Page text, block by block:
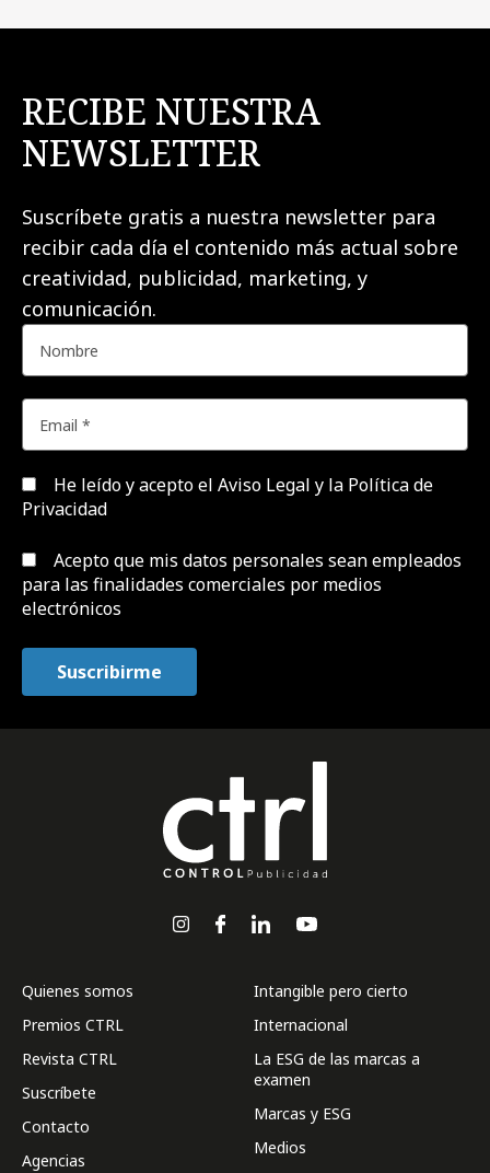
RECIBE NUESTRA
NEWSLETTER
Suscríbete gratis a nuestra newsletter para
recibir cada día el contenido más actual sobre
creatividad, publicidad, marketing, y
comunicación.
He leído y acepto el Aviso Legal y la Política de
Privacidad
Acepto que mis datos personales sean empleados
para las finalidades comerciales por medios
electrónicos
Quienes somos
Premios CTRL
Revista CTRL
Suscríbete
Contacto
Agencias
Intangible pero cierto
Internacional
La ESG de las marcas a
examen
Marcas y ESG
Medios